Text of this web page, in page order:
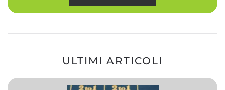
ULTIMI ARTICOLI